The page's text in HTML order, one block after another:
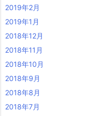
2019年2月
2019年1月
2018年12月
2018年11月
2018年10月
2018年9月
2018年8月
2018年7月